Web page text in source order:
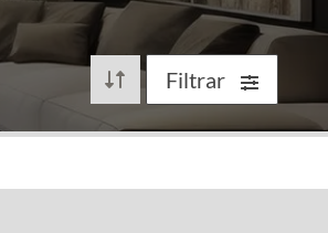
Filtrar